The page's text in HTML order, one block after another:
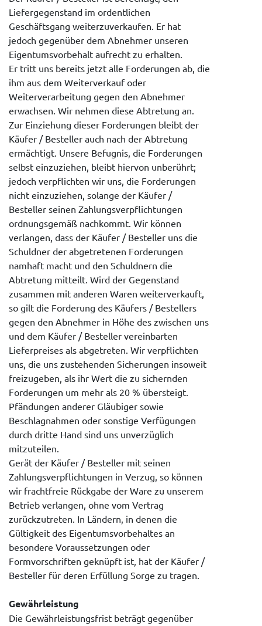
Liefergegenstand im ordentlichen
Geschäftsgang weiterzuverkaufen. Er hat
jedoch gegenüber dem Abnehmer unseren
Eigentumsvorbehalt aufrecht zu erhalten.
Er tritt uns bereits jetzt alle Forderungen ab, die
ihm aus dem Weiterverkauf oder
Weiterverarbeitung gegen den Abnehmer
erwachsen. Wir nehmen diese Abtretung an.
Zur Einziehung dieser Forderungen bleibt der
Käufer / Besteller auch nach der Abtretung
ermächtigt. Unsere Befugnis, die Forderungen
selbst einzuziehen, bleibt hiervon unberührt;
jedoch verpflichten wir uns, die Forderungen
nicht einzuziehen, solange der Käufer /
Besteller seinen Zahlungsverpflichtungen
ordnungsgemäß nachkommt. Wir können
verlangen, dass der Käufer / Besteller uns die
Schuldner der abgetretenen Forderungen
namhaft macht und den Schuldnern die
Abtretung mitteilt. Wird der Gegenstand
zusammen mit anderen Waren weiterverkauft,
so gilt die Forderung des Käufers / Bestellers
gegen den Abnehmer in Höhe des zwischen uns
und dem Käufer / Besteller vereinbarten
Lieferpreises als abgetreten. Wir verpflichten
uns, die uns zustehenden Sicherungen insoweit
freizugeben, als ihr Wert die zu sichernden
Forderungen um mehr als 20 % übersteigt.
Pfändungen anderer Gläubiger sowie
Beschlagnahmen oder sonstige Verfügungen
durch dritte Hand sind uns unverzüglich
mitzuteilen.
Gerät der Käufer / Besteller mit seinen
Zahlungsverpflichtungen in Verzug, so können
wir frachtfreie Rückgabe der Ware zu unserem
Betrieb verlangen, ohne vom Vertrag
zurückzutreten. In Ländern, in denen die
Gültigkeit des Eigentumsvorbehaltes an
besondere Voraussetzungen oder
Formvorschriften geknüpft ist, hat der Käufer /
Besteller für deren Erfüllung Sorge zu tragen.
Gewährleistung
Die Gewährleistungsfrist beträgt gegenüber